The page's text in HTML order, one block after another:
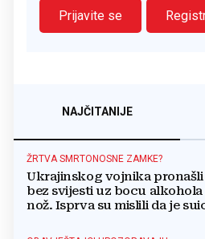
Prijavite se
NAJČITANIJE
ŽRTVA SMRTONOSNE ZAMKE?
Ukrajinskog vojnika pronašli
bez svijesti uz bocu alkohola
nož. Isprva su mislili da je